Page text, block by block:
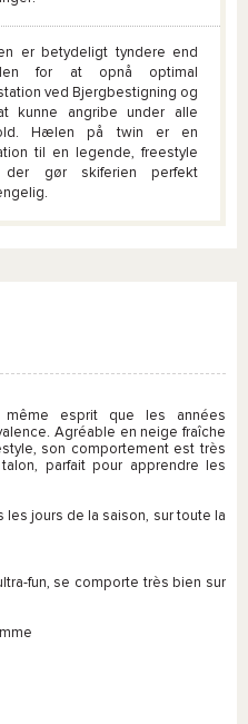
er betydeligt tyndere end
for at opnå optimal
ved Bjergbestigning og
kunne angribe under alle
Hælen på twin er en
til en legende, freestyle
der gør skiferien perfekt
esprit que les années
Agréable en neige fraîche
son comportement est très
parfait pour apprendre les
les jours de la saison, sur toute la
fun, se comporte très bien sur